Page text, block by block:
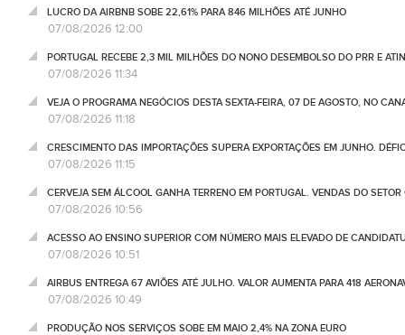
LUCRO DA AIRBNB SOBE 22,61% PARA 846 MILHÕES ATÉ JUNHO
07/08/2026 12:00
PORTUGAL RECEBE 2,3 MIL MILHÕES DO NONO DESEMBOLSO DO PRR E
07/08/2026 11:34
VEJA O PROGRAMA NEGÓCIOS DESTA SEXTA-FEIRA, 07 DE AGOSTO, NO
07/08/2026 11:18
CRESCIMENTO DAS IMPORTAÇÕES SUPERA EXPORTAÇÕES EM JUNHO.
07/08/2026 11:15
CERVEJA SEM ÁLCOOL GANHA TERRENO EM PORTUGAL. VENDAS DO
07/08/2026 10:56
ACESSO AO ENSINO SUPERIOR COM NÚMERO MAIS ELEVADO DE
07/08/2026 10:51
AIRBUS ENTREGA 67 AVIÕES ATÉ JULHO. VALOR AUMENTA PARA 418
07/08/2026 10:49
PRODUÇÃO NOS SERVIÇOS SOBE EM MAIO 2,4% NA ZONA EURO